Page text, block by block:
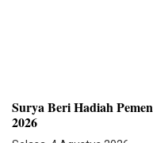
Surya Beri Hadiah
2026